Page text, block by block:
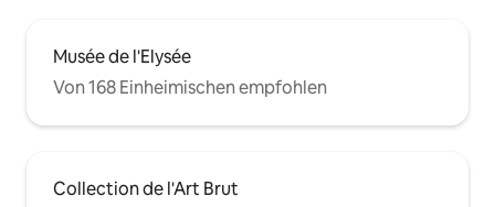
Musée de l'Elysée
Von 168 Einheimischen empfohlen
Collection de l'Art Brut